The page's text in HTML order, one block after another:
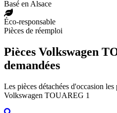
Basé en Alsace
Éco-responsable
Pièces de réemploi
Pièces Volkswagen
demandées
Les pièces détachées d'occasion
Volkswagen TOUAREG 1